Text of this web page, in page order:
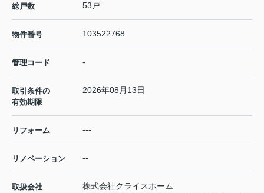
総戸数 53戸
物件番号 103522768
管理コード -
取引条件の
有効期限
2026年08月13日
リフォーム ---
リノベーション --
取扱会社
株式会社クライスホーム